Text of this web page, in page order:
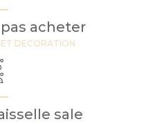
acheter
DECORATION
sale